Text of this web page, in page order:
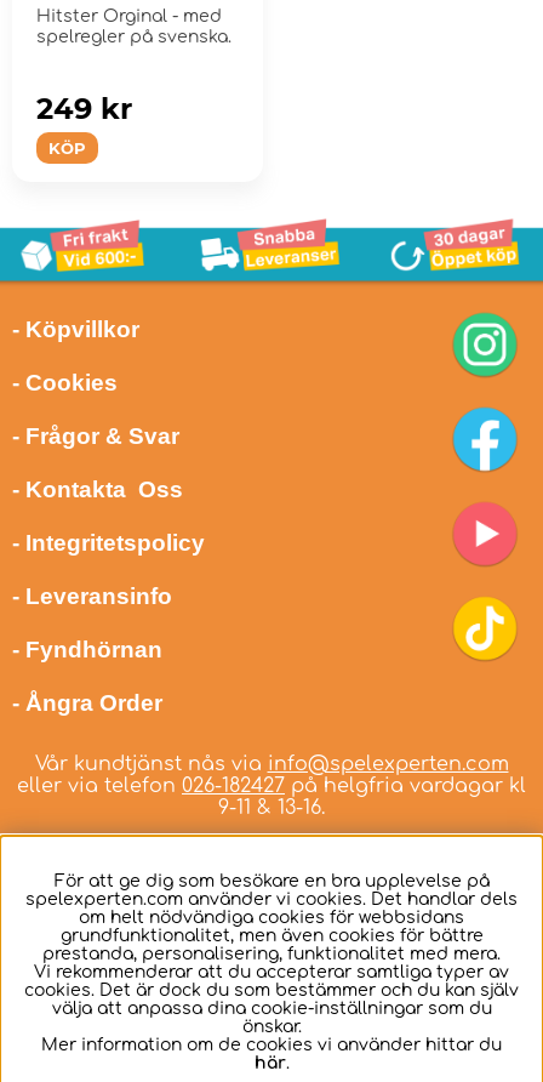
Hitster Orginal - med
spelregler på svenska.
KÖP
249 kr
- Köpvillkor
- Cookies
- Frågor & Svar
- Kontakta Oss
- Integritetspolicy
- Leveransinfo
- Fyndhörnan
- Ångra Order
Vår kundtjänst nås via info@spelexperten.com
eller via telefon 026-182427 på helgfria vardagar kl
9-11 & 13-16.
Svenska
För att ge dig som besökare en bra upplevelse på
spelexperten.com använder vi cookies. Det handlar dels
om helt nödvändiga cookies för webbsidans
grundfunktionalitet, men även cookies för bättre
prestanda, personalisering, funktionalitet med mera.
Vi rekommenderar att du accepterar samtliga typer av
cookies. Det är dock du som bestämmer och du kan själv
välja att anpassa dina cookie-inställningar som du
önskar.
Mer information om de cookies vi använder hittar du
här.